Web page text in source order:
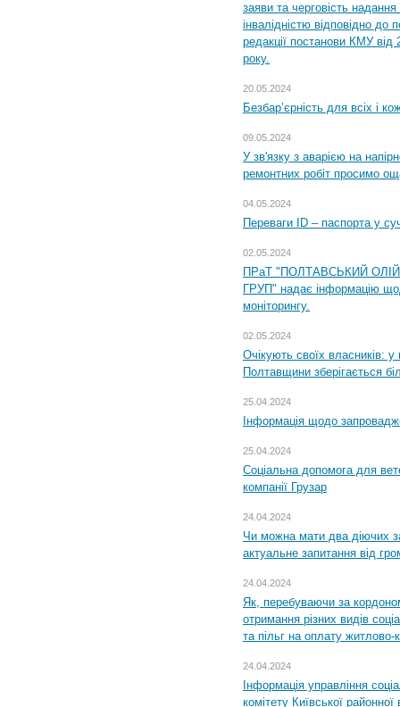
заяви та черговість надання
інвалідністю відповідно
редакції постанови КМУ від
року.
20.05.2024
Безбар’єрність для всіх і
09.05.2024
У зв'язку з аварією на
ремонтних робіт просимо
04.05.2024
Переваги ID – паспорта у
02.05.2024
ПРаТ "ПОЛТАВСЬКИЙ
ГРУП" надає інформацію
моніторингу.
02.05.2024
Очікують своїх власників: у
Полтавщини зберігається
25.04.2024
Інформація щодо
25.04.2024
Соціальна допомога для
компанії Грузар
24.04.2024
Чи можна мати два діючих
актуальне запитання від
24.04.2024
Як, перебуваючи за
отримання різних видів
та пільг на оплату
24.04.2024
Інформація управління
комітету Київської